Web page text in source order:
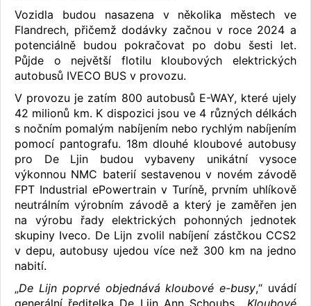
Vozidla budou nasazena v několika městech ve
Flandrech, přičemž dodávky začnou v roce 2024 a
potenciálně budou pokračovat po dobu šesti let.
Půjde o největší flotilu kloubových elektrických
autobusů IVECO BUS v provozu.
V provozu je zatím 800 autobusů E-WAY, které ujely
42 milionů km. K dispozici jsou ve 4 různých délkách
s nočním pomalým nabíjením nebo rychlým nabíjením
pomocí pantografu. 18m dlouhé kloubové autobusy
pro De Ljin budou vybaveny unikátní vysoce
výkonnou NMC baterií sestavenou v novém závodě
FPT Industrial ePowertrain v Turíně, prvním uhlíkově
neutrálním výrobním závodě a který je zaměřen jen
na výrobu řady elektrických pohonných jednotek
skupiny Iveco. De Lijn zvolil nabíjení zástčkou CCS2
v depu, autobusy ujedou více než 300 km na jedno
nabití.
„De Lijn poprvé objednává kloubové e-busy,“ uvádí